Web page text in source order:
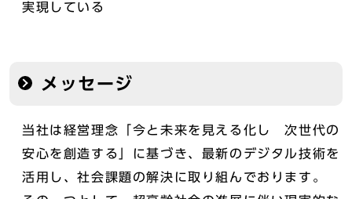
実現している
メッセージ
当社は経営理念「今と未来を見える化し 次世代の
安心を創造する」に基づき、最新のデジタル技術を
活用し、社会課題の解決に取り組んでおります。